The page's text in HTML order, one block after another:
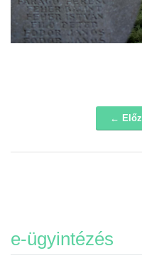
←
e-ügyintézés